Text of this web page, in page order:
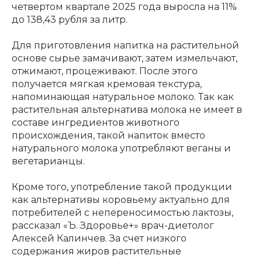
четвертом квартале 2025 года выросла на 11%
до 138,43 рубля за литр.
Для приготовления напитка на растительной
основе сырье замачивают, затем измельчают,
отжимают, процеживают. После этого
получается мягкая кремовая текстура,
напоминающая натуральное молоко. Так как
растительная альтернатива молока не имеет в
составе ингредиентов животного
происхождения, такой напиток вместо
натурального молока употребляют веганы и
вегетарианцы.
Кроме того, употребление такой продукции
как альтернативы коровьему актуально для
потребителей с непереносимостью лактозы,
рассказал «Ъ. Здоровье+» врач-диетолог
Алексей Калинчев. За счет низкого
содержания жиров растительные